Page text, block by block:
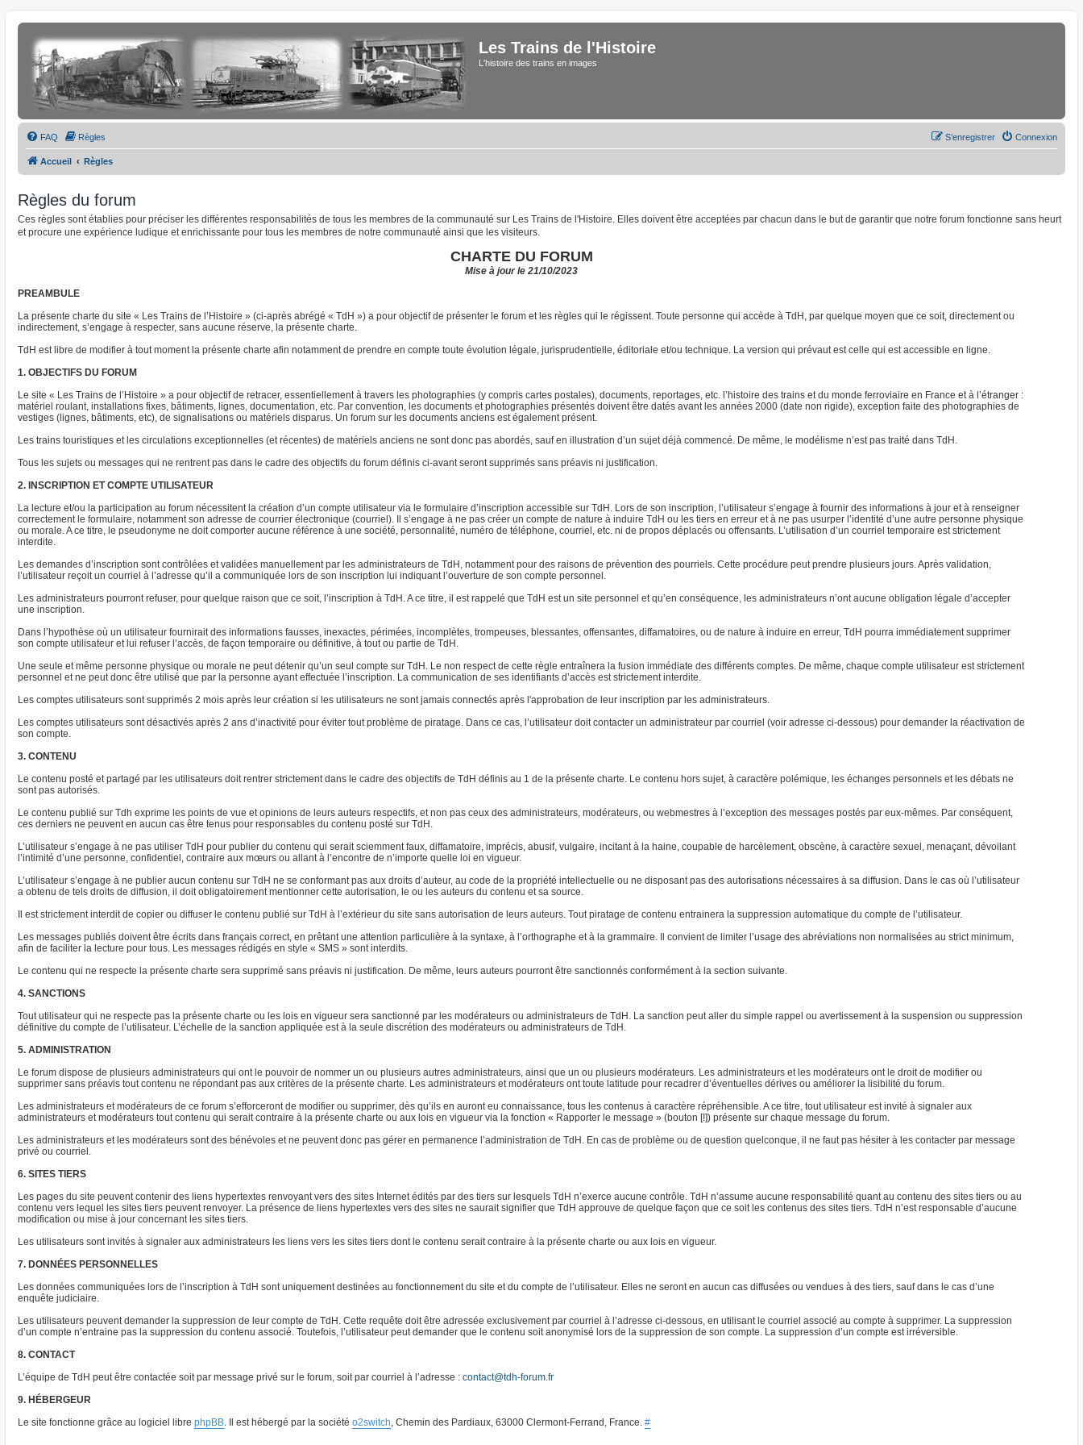
Les Trains de l'Histoire
L'histoire des trains en images
FAQ Règles Connexion
S’enregistrer
Accueil Règles
Règles du forum
Ces règles sont établies pour préciser les différentes responsabilités de tous les membres de la communauté sur Les Trains de l'Histoire. Elles doivent être acceptées par chacun dans le but de garantir que notre forum fonctionne sans heurt
et procure une expérience ludique et enrichissante pour tous les membres de notre communauté ainsi que les visiteurs.
CHARTE DU FORUM
Mise à jour le 21/10/2023
PREAMBULE
La présente charte du site « Les Trains de l’Histoire » (ci-après abrégé « TdH ») a pour objectif de présenter le forum et les règles qui le régissent. Toute personne qui accède à TdH, par quelque moyen que ce soit, directement ou
indirectement, s’engage à respecter, sans aucune réserve, la présente charte.
TdH est libre de modifier à tout moment la présente charte afin notamment de prendre en compte toute évolution légale, jurisprudentielle, éditoriale et/ou technique. La version qui prévaut est celle qui est accessible en ligne.
1. OBJECTIFS DU FORUM
Le site « Les Trains de l’Histoire » a pour objectif de retracer, essentiellement à travers les photographies (y compris cartes postales), documents, reportages, etc. l’histoire des trains et du monde ferroviaire en France et à l’étranger :
matériel roulant, installations fixes, bâtiments, lignes, documentation, etc. Par convention, les documents et photographies présentés doivent être datés avant les années 2000 (date non rigide), exception faite des photographies de
vestiges (lignes, bâtiments, etc), de signalisations ou matériels disparus. Un forum sur les documents anciens est également présent.
Les trains touristiques et les circulations exceptionnelles (et récentes) de matériels anciens ne sont donc pas abordés, sauf en illustration d’un sujet déjà commencé. De même, le modélisme n’est pas traité dans TdH.
Tous les sujets ou messages qui ne rentrent pas dans le cadre des objectifs du forum définis ci-avant seront supprimés sans préavis ni justification.
2. INSCRIPTION ET COMPTE UTILISATEUR
La lecture et/ou la participation au forum nécessitent la création d’un compte utilisateur via le formulaire d’inscription accessible sur TdH. Lors de son inscription, l’utilisateur s’engage à fournir des informations à jour et à renseigner
correctement le formulaire, notamment son adresse de courrier électronique (courriel). Il s’engage à ne pas créer un compte de nature à induire TdH ou les tiers en erreur et à ne pas usurper l’identité d’une autre personne physique
ou morale. A ce titre, le pseudonyme ne doit comporter aucune référence à une société, personnalité, numéro de téléphone, courriel, etc. ni de propos déplacés ou offensants. L’utilisation d’un courriel temporaire est strictement
interdite.
Les demandes d’inscription sont contrôlées et validées manuellement par les administrateurs de TdH, notamment pour des raisons de prévention des pourriels. Cette procédure peut prendre plusieurs jours. Après validation,
l’utilisateur reçoit un courriel à l’adresse qu’il a communiquée lors de son inscription lui indiquant l’ouverture de son compte personnel.
Les administrateurs pourront refuser, pour quelque raison que ce soit, l’inscription à TdH. A ce titre, il est rappelé que TdH est un site personnel et qu’en conséquence, les administrateurs n’ont aucune obligation légale d’accepter
une inscription.
Dans l’hypothèse où un utilisateur fournirait des informations fausses, inexactes, périmées, incomplètes, trompeuses, blessantes, offensantes, diffamatoires, ou de nature à induire en erreur, TdH pourra immédiatement supprimer
son compte utilisateur et lui refuser l’accès, de façon temporaire ou définitive, à tout ou partie de TdH.
Une seule et même personne physique ou morale ne peut détenir qu’un seul compte sur TdH. Le non respect de cette règle entraînera la fusion immédiate des différents comptes. De même, chaque compte utilisateur est strictement
personnel et ne peut donc être utilisé que par la personne ayant effectuée l’inscription. La communication de ses identifiants d’accès est strictement interdite.
Les comptes utilisateurs sont supprimés 2 mois après leur création si les utilisateurs ne sont jamais connectés après l'approbation de leur inscription par les administrateurs.
Les comptes utilisateurs sont désactivés après 2 ans d’inactivité pour éviter tout problème de piratage. Dans ce cas, l’utilisateur doit contacter un administrateur par courriel (voir adresse ci-dessous) pour demander la réactivation de
son compte.
3. CONTENU
Le contenu posté et partagé par les utilisateurs doit rentrer strictement dans le cadre des objectifs de TdH définis au 1 de la présente charte. Le contenu hors sujet, à caractère polémique, les échanges personnels et les débats ne
sont pas autorisés.
Le contenu publié sur Tdh exprime les points de vue et opinions de leurs auteurs respectifs, et non pas ceux des administrateurs, modérateurs, ou webmestres à l’exception des messages postés par eux-mêmes. Par conséquent,
ces derniers ne peuvent en aucun cas être tenus pour responsables du contenu posté sur TdH.
L’utilisateur s’engage à ne pas utiliser TdH pour publier du contenu qui serait sciemment faux, diffamatoire, imprécis, abusif, vulgaire, incitant à la haine, coupable de harcèlement, obscène, à caractère sexuel, menaçant, dévoilant
l’intimité d’une personne, confidentiel, contraire aux mœurs ou allant à l’encontre de n’importe quelle loi en vigueur.
L’utilisateur s’engage à ne publier aucun contenu sur TdH ne se conformant pas aux droits d’auteur, au code de la propriété intellectuelle ou ne disposant pas des autorisations nécessaires à sa diffusion. Dans le cas où l’utilisateur
a obtenu de tels droits de diffusion, il doit obligatoirement mentionner cette autorisation, le ou les auteurs du contenu et sa source.
Il est strictement interdit de copier ou diffuser le contenu publié sur TdH à l’extérieur du site sans autorisation de leurs auteurs. Tout piratage de contenu entrainera la suppression automatique du compte de l’utilisateur.
Les messages publiés doivent être écrits dans français correct, en prêtant une attention particulière à la syntaxe, à l’orthographe et à la grammaire. Il convient de limiter l’usage des abréviations non normalisées au strict minimum,
afin de faciliter la lecture pour tous. Les messages rédigés en style « SMS » sont interdits.
Le contenu qui ne respecte la présente charte sera supprimé sans préavis ni justification. De même, leurs auteurs pourront être sanctionnés conformément à la section suivante.
4. SANCTIONS
Tout utilisateur qui ne respecte pas la présente charte ou les lois en vigueur sera sanctionné par les modérateurs ou administrateurs de TdH. La sanction peut aller du simple rappel ou avertissement à la suspension ou suppression
définitive du compte de l’utilisateur. L’échelle de la sanction appliquée est à la seule discrétion des modérateurs ou administrateurs de TdH.
5. ADMINISTRATION
Le forum dispose de plusieurs administrateurs qui ont le pouvoir de nommer un ou plusieurs autres administrateurs, ainsi que un ou plusieurs modérateurs. Les administrateurs et les modérateurs ont le droit de modifier ou
supprimer sans préavis tout contenu ne répondant pas aux critères de la présente charte. Les administrateurs et modérateurs ont toute latitude pour recadrer d’éventuelles dérives ou améliorer la lisibilité du forum.
Les administrateurs et modérateurs de ce forum s’efforceront de modifier ou supprimer, dès qu’ils en auront eu connaissance, tous les contenus à caractère répréhensible. A ce titre, tout utilisateur est invité à signaler aux
administrateurs et modérateurs tout contenu qui serait contraire à la présente charte ou aux lois en vigueur via la fonction « Rapporter le message » (bouton [!]) présente sur chaque message du forum.
Les administrateurs et les modérateurs sont des bénévoles et ne peuvent donc pas gérer en permanence l’administration de TdH. En cas de problème ou de question quelconque, il ne faut pas hésiter à les contacter par message
privé ou courriel.
6. SITES TIERS
Les pages du site peuvent contenir des liens hypertextes renvoyant vers des sites Internet édités par des tiers sur lesquels TdH n’exerce aucune contrôle. TdH n’assume aucune responsabilité quant au contenu des sites tiers ou au
contenu vers lequel les sites tiers peuvent renvoyer. La présence de liens hypertextes vers des sites ne saurait signifier que TdH approuve de quelque façon que ce soit les contenus des sites tiers. TdH n’est responsable d’aucune
modification ou mise à jour concernant les sites tiers.
Les utilisateurs sont invités à signaler aux administrateurs les liens vers les sites tiers dont le contenu serait contraire à la présente charte ou aux lois en vigueur.
7. DONNÉES PERSONNELLES
Les données communiquées lors de l’inscription à TdH sont uniquement destinées au fonctionnement du site et du compte de l’utilisateur. Elles ne seront en aucun cas diffusées ou vendues à des tiers, sauf dans le cas d’une
enquête judiciaire.
Les utilisateurs peuvent demander la suppression de leur compte de TdH. Cette requête doit être adressée exclusivement par courriel à l’adresse ci-dessous, en utilisant le courriel associé au compte à supprimer. La suppression
d’un compte n’entraine pas la suppression du contenu associé. Toutefois, l’utilisateur peut demander que le contenu soit anonymisé lors de la suppression de son compte. La suppression d’un compte est irréversible.
8. CONTACT
L’équipe de TdH peut être contactée soit par message privé sur le forum, soit par courriel à l’adresse : contact@tdh-forum.fr
9. HÉBERGEUR
Le site fonctionne grâce au logiciel libre phpBB. Il est hébergé par la société o2switch, Chemin des Pardiaux, 63000 Clermont-Ferrand, France. #